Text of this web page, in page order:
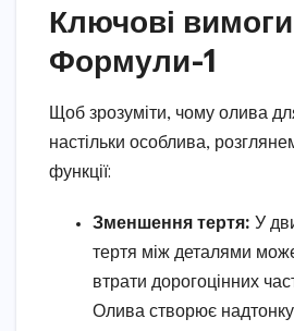
Ключові
Формули-1
Щоб зрозуміти, чому олива
настільки особлива,
функції:
Зменшення тертя: У
тертя між деталями
втрати дорогоцінних
Олива створює